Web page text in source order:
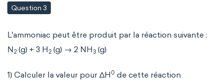
Question 3
L'ammoniac peut être produit par la réaction suivante :
N 2 (g) + 3 H 2 (g) → 2 NH 3 (g)
1) Calculer la valeur pour ΔH 0 de cette réaction